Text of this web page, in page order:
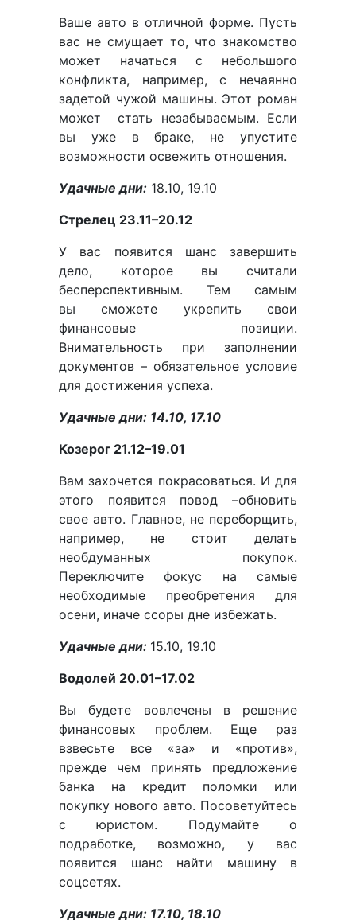
Ваше авто в отличной форме. Пусть
вас не смущает то, что знакомство
может начаться с небольшого
конфликта, например, с нечаянно
задетой чужой машины. Этот роман
может стать незабываемым. Если
вы уже в браке, не упустите
возможности освежить отношения.
Удачные дни: 18.10, 19.10
Стрелец 23.11–20.12
У вас появится шанс завершить
дело, которое вы считали
бесперспективным. Тем самым
вы сможете укрепить свои
финансовые позиции.
Внимательность при заполнении
документов – обязательное условие
для достижения успеха.
Удачные дни: 14.10, 17.10
Козерог 21.12–19.01
Вам захочется покрасоваться. И для
этого появится повод –обновить
свое авто. Главное, не переборщить,
например, не стоит делать
необдуманных покупок.
Переключите фокус на самые
необходимые преобретения для
осени, иначе ссоры дне избежать.
Удачные дни: 15.10, 19.10
Водолей 20.01–17.02
Вы будете вовлечены в решение
финансовых проблем. Еще раз
взвесьте все «за» и «против»,
прежде чем принять предложение
банка на кредит поломки или
покупку нового авто. Посоветуйтесь
с юристом. Подумайте о
подработке, возможно, у вас
появится шанс найти машину в
соцсетях.
Удачные дни: 17.10, 18.10